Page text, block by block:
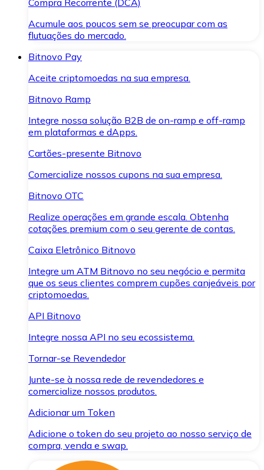
Compra Recorrente (DCA)
Acumule aos poucos sem se preocupar com as
flutuações do mercado.
Bitnovo Pay
Aceite criptomoedas na sua empresa.
Bitnovo Ramp
Integre nossa solução B2B de on-ramp e off-ramp
em plataformas e dApps.
Cartões-presente Bitnovo
Comercialize nossos cupons na sua empresa.
Bitnovo OTC
Realize operações em grande escala. Obtenha
cotações premium com o seu gerente de contas.
Caixa Eletrônico Bitnovo
Integre um ATM Bitnovo no seu negócio e permita
que os seus clientes comprem cupões canjeáveis por
criptomoedas.
API Bitnovo
Integre nossa API no seu ecossistema.
Tornar-se Revendedor
Junte-se à nossa rede de revendedores e
comercialize nossos produtos.
Adicionar um Token
Adicione o token do seu projeto ao nosso serviço de
compra, venda e swap.